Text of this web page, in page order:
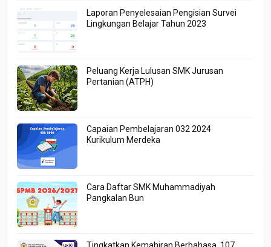
Laporan Penyelesaian Pengisian Survei
Lingkungan Belajar Tahun 2023
Peluang Kerja Lulusan SMK Jurusan
Pertanian (ATPH)
Capaian Pembelajaran 032 2024
Kurikulum Merdeka
Cara Daftar SMK Muhammadiyah
Pangkalan Bun